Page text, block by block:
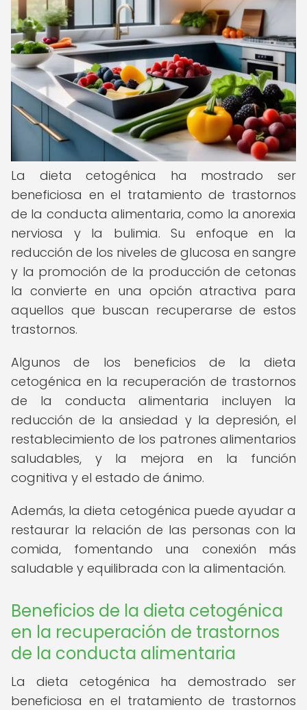
La dieta cetogénica ha mostrado ser
beneficiosa en el tratamiento de trastornos
de la conducta alimentaria, como la anorexia
nerviosa y la bulimia. Su enfoque en la
reducción de los niveles de glucosa en sangre
y la promoción de la producción de cetonas
la convierte en una opción atractiva para
aquellos que buscan recuperarse de estos
trastornos.
Algunos de los beneficios de la dieta
cetogénica en la recuperación de trastornos
de la conducta alimentaria incluyen la
reducción de la ansiedad y la depresión, el
restablecimiento de los patrones alimentarios
saludables, y la mejora en la función
cognitiva y el estado de ánimo.
Además, la dieta cetogénica puede ayudar a
restaurar la relación de las personas con la
comida, fomentando una conexión más
saludable y equilibrada con la alimentación.
Beneficios de la dieta cetogénica
en la recuperación de trastornos
de la conducta alimentaria
La dieta cetogénica ha demostrado ser
beneficiosa en el tratamiento de trastornos